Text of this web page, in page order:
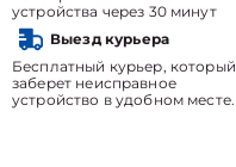
устройства через 30 минут
Выезд курьера
Бесплатный курьер, который
заберет неисправное
устройство в удобном месте.